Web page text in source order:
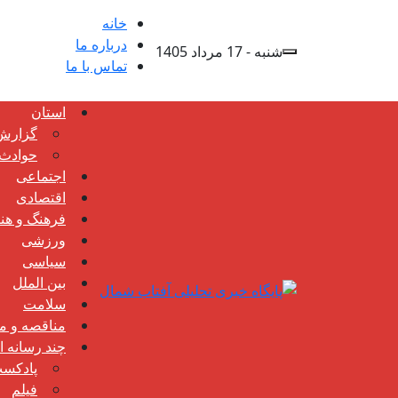
شنبه - 17 مرداد 1405
خانه
درباره ما
تماس با ما
استان
حوادث
اجتماعی
اقتصادی
فرهنگ و
ورزشی
سیاسی
بین الملل
سلامت
مناقصه و
چند رسانه
فیلم